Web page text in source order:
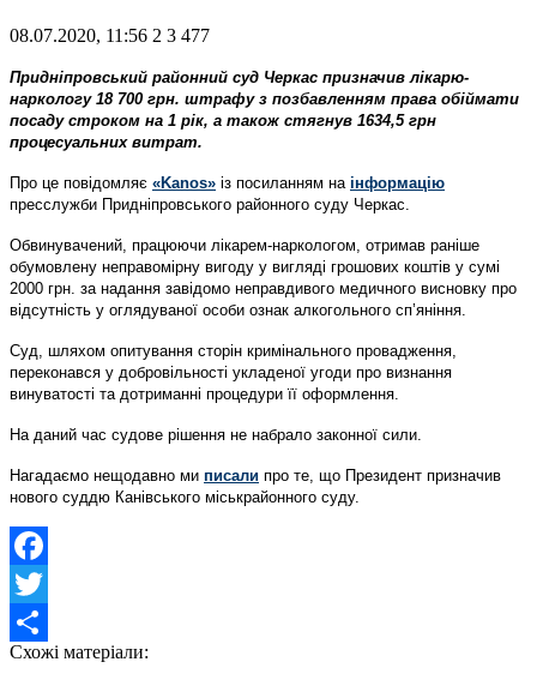
08.07.2020, 11:56 2 3 477
Придніпровський районний суд Черкас призначив лікарю-
наркологу 18 700 грн. штрафу з позбавленням права обіймати
посаду строком на 1 рік, а також стягнув 1634,5 грн
процесуальних витрат.
Про це повідомляє «Kanos» із посиланням на інформацію
пресслужби Придніпровського районного суду Черкас.
Обвинувачений, працюючи лікарем-наркологом, отримав раніше
обумовлену неправомірну вигоду у вигляді грошових коштів у сумі
2000 грн. за надання завідомо неправдивого медичного висновку про
відсутність у оглядуваної особи ознак алкогольного сп’яніння.
Суд, шляхом опитування сторін кримінального провадження,
переконався у добровільності укладеної угоди про визнання
винуватості та дотриманні процедури її оформлення.
На даний час судове рішення не набрало законної сили.
Нагадаємо нещодавно ми писали про те, що Президент призначив
нового суддю Канівського міськрайонного суду.
Facebook
Twitter
Share
Схожі матеріали: